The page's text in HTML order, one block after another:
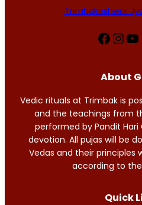
Trimbakeshwar
Facebook InstagramYouTube
About
Vedic rituals at Trimbak is
and the teachings from
performed by Pandit
devotion. All pujas will be
Vedas and their principles
according to
Quick